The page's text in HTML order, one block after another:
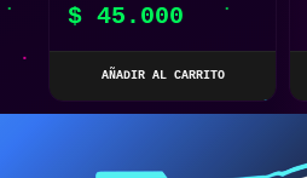
EDICIÓN EN ESPAÑOL
$ 45.000
AÑADIR AL CARRITO